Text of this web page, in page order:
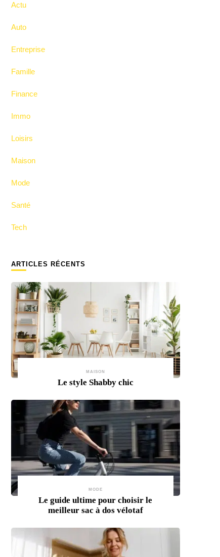
Actu
Auto
Entreprise
Famille
Finance
Immo
Loisirs
Maison
Mode
Santé
Tech
ARTICLES RÉCENTS
MAISON
Le style Shabby chic
MODE
Le guide ultime pour choisir le
meilleur sac à dos vélotaf